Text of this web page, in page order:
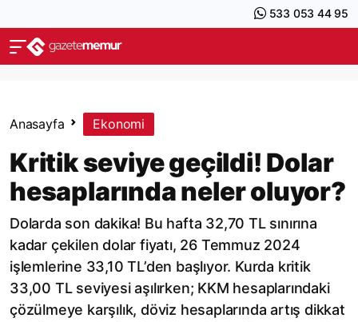
533 053 44 95
Anasayfa Ekonomi
Kritik seviye geçildi! Dolar
hesaplarında neler oluyor?
Dolarda son dakika! Bu hafta 32,70 TL sınırına
kadar çekilen dolar fiyatı, 26 Temmuz 2024
işlemlerine 33,10 TL’den başlıyor. Kurda kritik
33,00 TL seviyesi aşılırken; KKM hesaplarındaki
çözülmeye karşılık, döviz hesaplarında artış dikkat